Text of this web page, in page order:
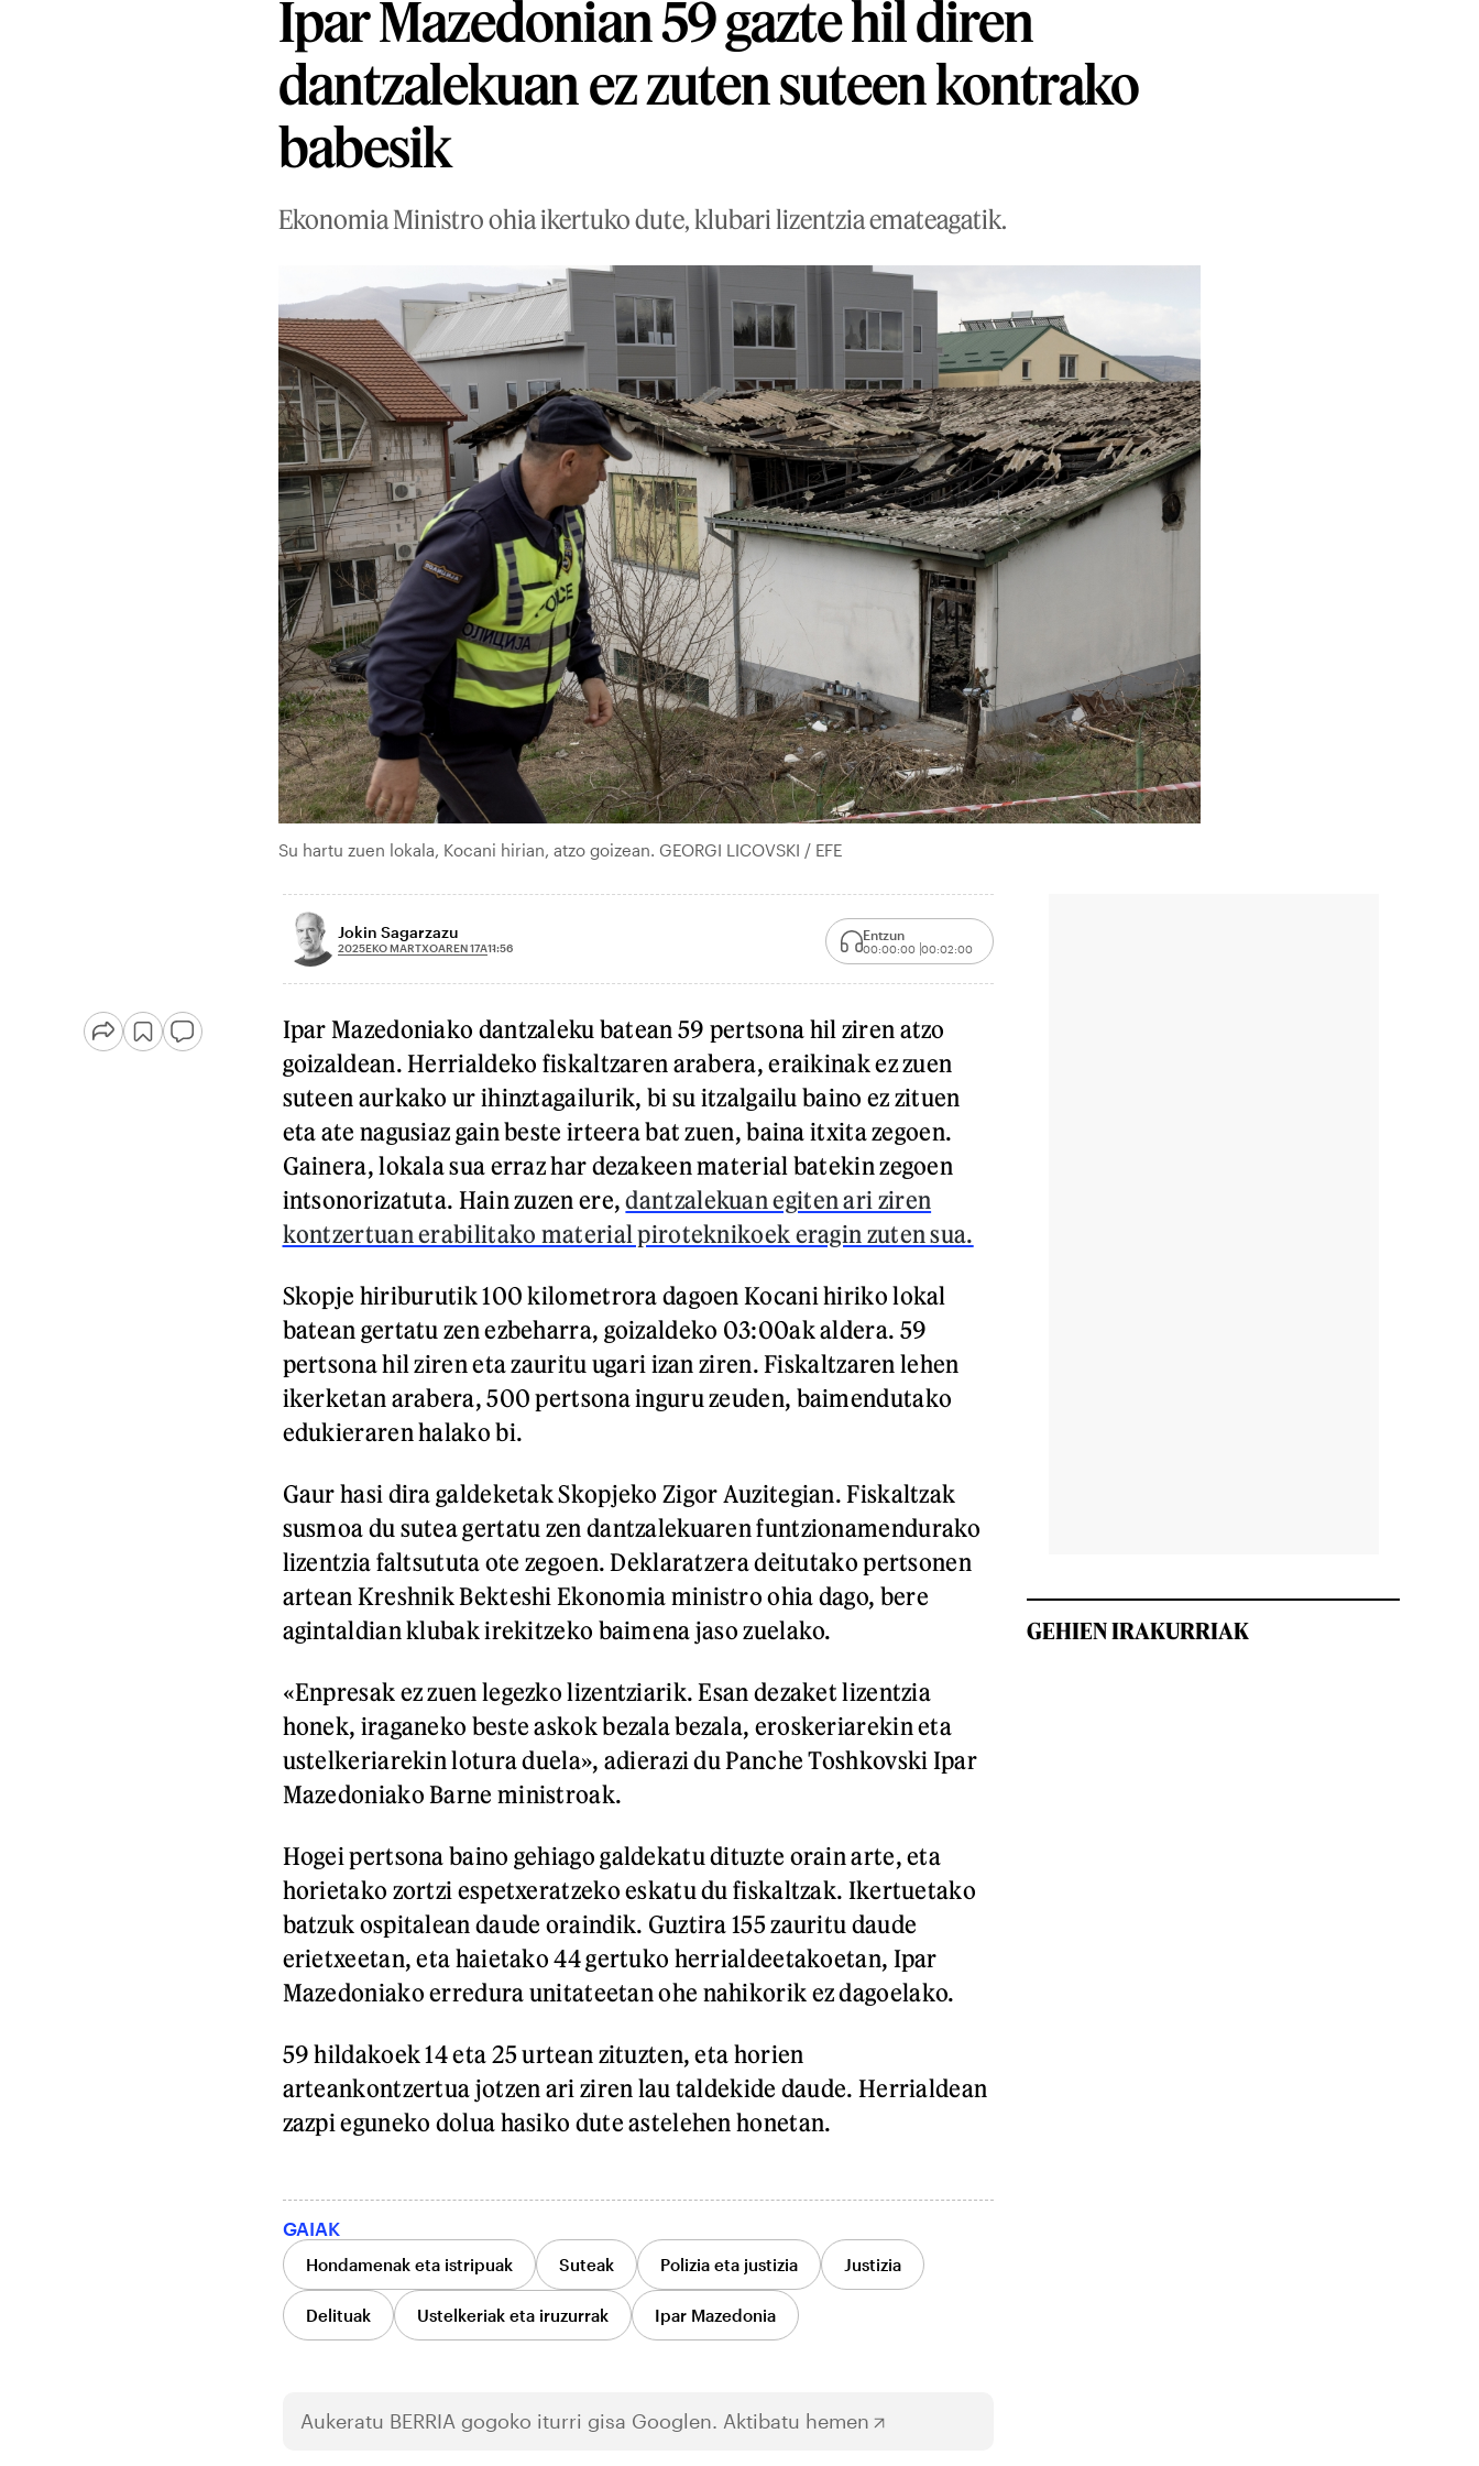
Ipar Mazedonian 59 gazte hil diren
dantzalekuan ez zuten suteen kontrako
babesik
Ekonomia Ministro ohia ikertuko dute, klubari lizentzia emateagatik.
Su hartu zuen lokala, Kocani hirian, atzo goizean. GEORGI LICOVSKI / EFE
Jokin Sagarzazu
2025EKO MARTXOAREN 17A11:56
Entzun
00:00:00 00:02:00
Ipar Mazedoniako dantzaleku batean 59 pertsona hil ziren atzo
goizaldean. Herrialdeko fiskaltzaren arabera, eraikinak ez zuen
suteen aurkako ur ihinztagailurik, bi su itzalgailu baino ez zituen
eta ate nagusiaz gain beste irteera bat zuen, baina itxita zegoen.
Gainera, lokala sua erraz har dezakeen material batekin zegoen
intsonorizatuta. Hain zuzen ere,dantzalekuan egiten ari ziren
kontzertuan erabilitako material piroteknikoek eragin zuten sua.
Skopje hiriburutik 100 kilometrora dagoen Kocani hiriko lokal
batean gertatu zen ezbeharra, goizaldeko 03:00ak aldera. 59
pertsona hil ziren eta zauritu ugari izan ziren. Fiskaltzaren lehen
ikerketan arabera, 500 pertsona inguru zeuden, baimendutako
edukieraren halako bi.
Gaur hasi dira galdeketak Skopjeko Zigor Auzitegian. Fiskaltzak
susmoa du sutea gertatu zen dantzalekuaren funtzionamendurako
lizentzia faltsututa ote zegoen. Deklaratzera deitutako pertsonen
artean Kreshnik Bekteshi Ekonomia ministro ohia dago, bere
agintaldian klubak irekitzeko baimena jaso zuelako.
«Enpresak ez zuen legezko lizentziarik. Esan dezaket lizentzia
honek, iraganeko beste askok bezala bezala, eroskeriarekin eta
ustelkeriarekin lotura duela», adierazi du Panche Toshkovski Ipar
Mazedoniako Barne ministroak.
Hogei pertsona baino gehiago galdekatu dituzte orain arte, eta
horietako zortzi espetxeratzeko eskatu du fiskaltzak. Ikertuetako
batzuk ospitalean daude oraindik. Guztira 155 zauritu daude
erietxeetan, eta haietako 44 gertuko herrialdeetakoetan, Ipar
Mazedoniako erredura unitateetan ohe nahikorik ez dagoelako.
59 hildakoek 14 eta 25 urtean zituzten, eta horien
arteankontzertua jotzen ari ziren lau taldekide daude. Herrialdean
zazpi eguneko dolua hasiko dute astelehen honetan.
GAIAK
Hondamenak eta istripuak Suteak Polizia eta justizia Justizia
Delituak Ustelkeriak eta iruzurrak Ipar Mazedonia
Aukeratu BERRIA gogoko iturri gisa Googlen. Aktibatu hemen
GEHIEN IRAKURRIAK